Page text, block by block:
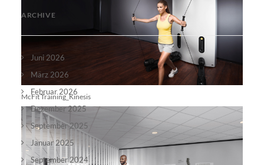
McFit Training_Kinesis
ARCHIVE
Juni 2026
März 2026
Februar 2026
Dezember 2025
September 2025
Januar 2025
September 2024